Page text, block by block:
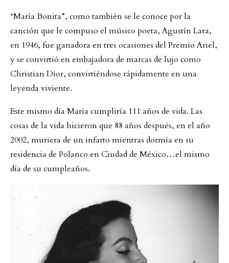
“María Bonita”, como también se le conoce por la
canción que le compuso el músico poeta, Agustín Lara,
en 1946, fue ganadora en tres ocasiones del Premio Ariel,
y se convirtió en embajadora de marcas de lujo como
Christian Dior, convirtiéndose rápidamente en una
leyenda viviente.
Este mismo día María cumpliría 111 años de vida. Las
cosas de la vida hicieron que 88 años después, en el año
2002, muriera de un infarto mientras dormía en su
residencia de Polanco en Ciudad de México…el mismo
día de su cumpleaños.